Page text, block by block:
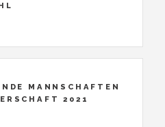
MANNSCHAFTEN
2021